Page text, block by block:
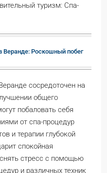
туризм: Спа-
Веранде: Роскошный побег
сосредоточен на
общего
побаловать себя
от спа-процедур
и терапии глубокой
спокойная
стресс с помощью
и различных техник